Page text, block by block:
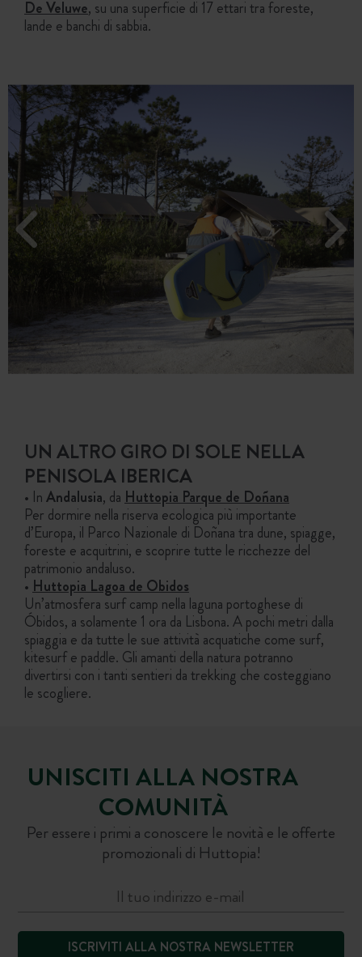
De Veluwe, su una superficie di 17 ettari tra foreste,
lande e banchi di sabbia.
UN ALTRO GIRO DI SOLE NELLA
PENISOLA IBERICA
• InAndalusia, da Huttopia Parque de Doñana
Per dormire nella riserva ecologica più importante
d’Europa, il Parco Nazionale di Doñana tra dune, spiagge,
foreste e acquitrini, e scoprire tutte le ricchezze del
patrimonio andaluso.
• Huttopia Lagoa de Obidos
Un’atmosfera surf camp nella laguna portoghese di
Óbidos, a solamente 1 ora da Lisbona. A pochi metri dalla
spiaggia e da tutte le sue attività acquatiche come surf,
kitesurf e paddle. Gli amanti della natura potranno
divertirsi con i tanti sentieri da trekking che costeggiano
le scogliere.
UNISCITI ALLA NOSTRA
COMUNITÀ
Per essere i primi a conoscere le novità e le offerte
promozionali di Huttopia!
ISCRIVITI ALLA NOSTRA NEWSLETTER